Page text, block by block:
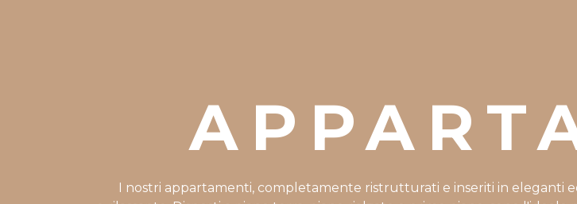
I nostri appartamenti, completamente ristrutturati e inseriti in eleganti